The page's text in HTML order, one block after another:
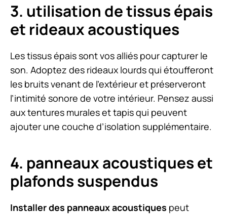
3. utilisation de tissus épais
et rideaux acoustiques
Les tissus épais sont vos alliés pour capturer le
son. Adoptez des rideaux lourds qui étoufferont
les bruits venant de l’extérieur et préserveront
l’intimité sonore de votre intérieur. Pensez aussi
aux tentures murales et tapis qui peuvent
ajouter une couche d’isolation supplémentaire.
4. panneaux acoustiques et
plafonds suspendus
Installer des panneaux acoustiques peut